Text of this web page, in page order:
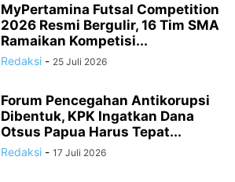
MyPertamina Futsal Competition
2026 Resmi Bergulir, 16 Tim SMA
Ramaikan Kompetisi...
Redaksi - 25 Juli 2026
Forum Pencegahan Antikorupsi
Dibentuk, KPK Ingatkan Dana
Otsus Papua Harus Tepat...
Redaksi - 17 Juli 2026